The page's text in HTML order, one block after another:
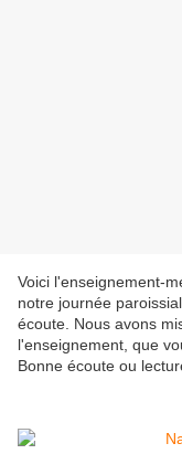
Voici l'enseignement-
notre journée
écoute. Nous avons
l'enseignement, que
Bonne écoute ou